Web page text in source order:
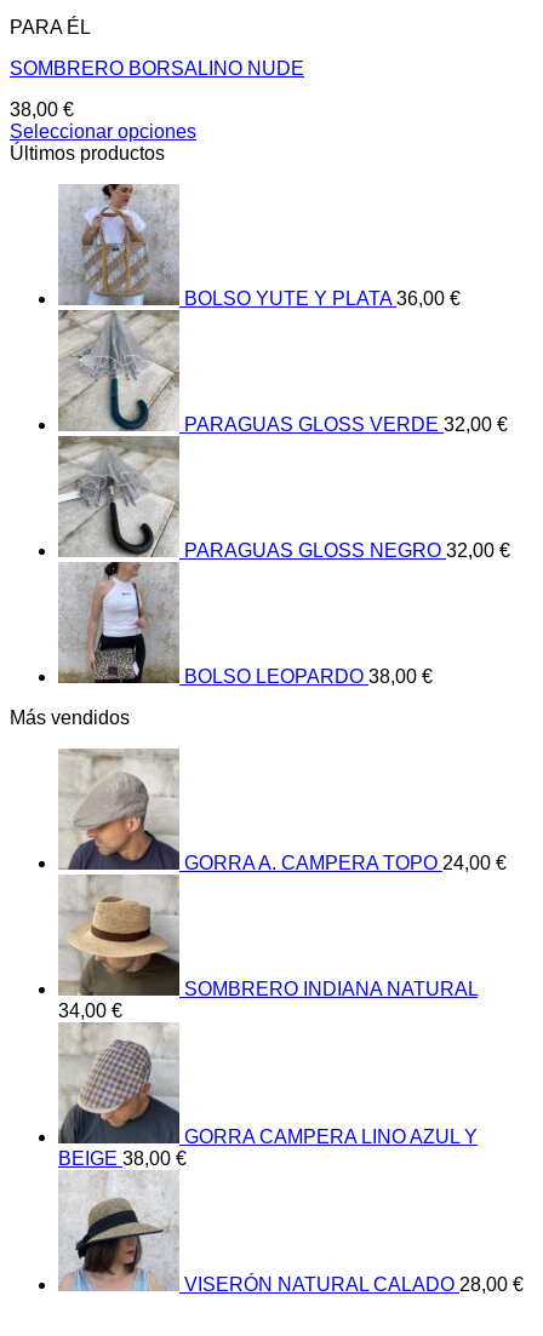
PARA ÉL
SOMBRERO BORSALINO NUDE
38,00 €
Seleccionar opciones
Este
múltiples
variantes.
opciones
pueden
página
producto
Últimos productos
BOLSO YUTE Y PLATA 36,00 €
PARAGUAS GLOSS VERDE 32,00 €
PARAGUAS GLOSS NEGRO 32,00 €
BOLSO LEOPARDO 38,00 €
Más vendidos
GORRA A. CAMPERA TOPO 24,00 €
SOMBRERO INDIANA NATURAL
34,00 €
GORRA CAMPERA LINO AZUL Y
BEIGE 38,00 €
VISERÓN NATURAL CALADO 28,00 €